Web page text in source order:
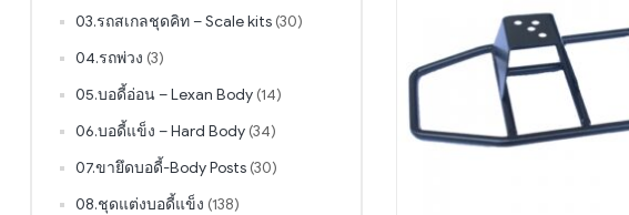
03.รถสเกลชุดคิท – Scale kits (30)
04.รถพ่วง (3)
05.บอดี้อ่อน – Lexan Body (14)
06.บอดี้แข็ง – Hard Body (34)
07.ขายึดบอดี้-Body Posts (30)
08.ชุดแต่งบอดี้แข็ง (138)